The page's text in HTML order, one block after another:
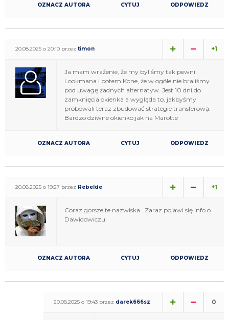
OZNACZ AUTORA CYTUJ ODPOWIEDZ
20.08.2025 o 20:10 przez timon +1
Ja mam wrażenie, że my byliśmy tak pewni
Lookmana i potem Kone, że w ogóle nie braliśmy
pod uwagę żadnych alternatyw. Jest 10 dni do
zamknięcia okienka a wygląda to, jakbyśmy
próbowali teraz zbudować strategie transferową.
Bardzo dziwne okienko jak na Marotte
OZNACZ AUTORA CYTUJ ODPOWIEDZ
20.08.2025 o 19:27 przez Rebelde +1
Coraz gorsze te nazwiska . Zaraz pojawi się info o
Dawidowiczu.
OZNACZ AUTORA CYTUJ ODPOWIEDZ
20.08.2025 o 19:43 przez darek666sz 0